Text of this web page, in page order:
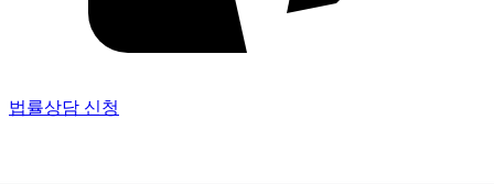
법률상담 신청